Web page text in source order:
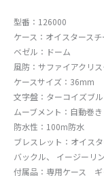
型番：126000
ケース：オイスタースチ
ベゼル：ドーム
風防：サファイアクリ
ケースサイズ：36mm
文字盤：ターコイズブ
ムーブメント：自動巻
防水性：100m防水
ブレスレット：オイス
バックル、 イージーリ
付属品：専用ケース